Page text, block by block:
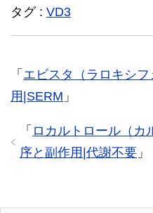
タグ : VD3
「 エビスタ（ラロキシ
用|SERM 」
「 ロカルトロール（カ
序と副作用|代謝不要 」